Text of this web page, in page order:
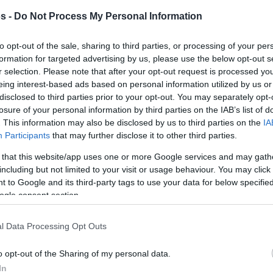
- Do Not Process My Personal Information
opt-out of the sale, sharing to third parties, or processing of your
for targeted advertising by us, please use the below opt-out
selection. Please note that after your opt-out request is processed
interest-based ads based on personal information utilized by us
to third parties prior to your opt-out. You may separately
of your personal information by third parties on the IAB’s list of
This information may also be disclosed by us to third parties on the
Participants that may further disclose it to other third parties.
that this website/app uses one or more Google services and may
but not limited to your visit or usage behaviour. You may
to Google and its third-party tags to use your data for below
consent section.
Data Processing Opt Outs
opt-out of the Sharing of my personal data.
Του Δημήτρη Μιναρετζή/
ΟΤάιλερ Ντόρσεϊ ένιωσε καιπάλι
ενοχλήσεις στο πόδιόπου
ταλαιπωρείται από τενοντίτιδα και
έτσι αποκλείστηκε από την αποστολή
τουΟλυμπιακού.
Είχε χάσει όλα τα παιχνίδια πλην του
Game 4 στο ΟΑΚΑ,όπου επανήλθε
εμφανή τα σημάδια της ανετοιμότητας.
πρώτο ημιτελικό κατά της
αποφάσισενα κρατήσει τους ίδιους έξι
δύο παιχνίδια των τελικών της